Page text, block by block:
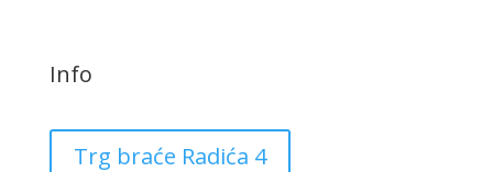
Info
Trg braće Radića 4